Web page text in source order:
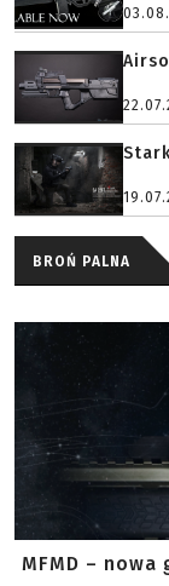
BROŃ PALNA
MFMD – nowa